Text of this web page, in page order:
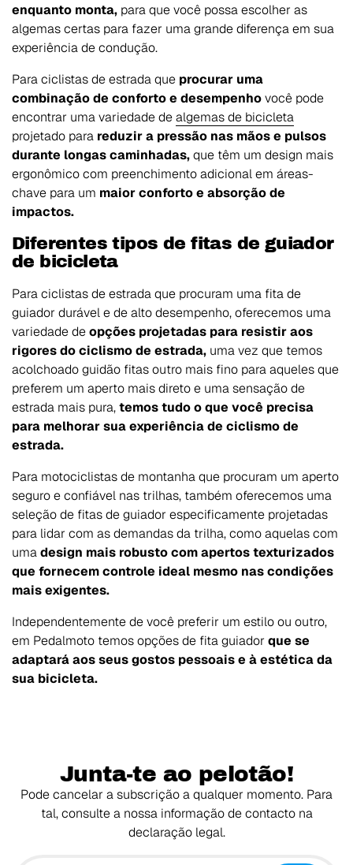
enquanto monta, para que você possa escolher as
algemas certas para fazer uma grande diferença em sua
experiência de condução.
Para ciclistas de estrada que procurar uma
combinação de conforto e desempenhovocê pode
encontrar uma variedade dealgemas de bicicleta
projetado para reduzir a pressão nas mãos e pulsos
durante longas caminhadas,que têm um design mais
ergonômico com preenchimento adicional em áreas-
chave para um maior conforto e absorção de
impactos.
Diferentes tipos de fitas de guiador
de bicicleta
Para ciclistas de estrada que procuram uma fita de
guiador durável e de alto desempenho, oferecemos uma
variedade deopções projetadas para resistir aos
rigores do ciclismo de estrada, uma vez que temos
acolchoado guidão fitas outro mais fino para aqueles que
preferem um aperto mais direto e uma sensação de
estrada mais pura,temos tudo o que você precisa
para melhorar sua experiência de ciclismo de
estrada.
Para motociclistas de montanha que procuram um aperto
seguro e confiável nas trilhas, também oferecemos uma
seleção de fitas de guiador especificamente projetadas
para lidar com as demandas da trilha, como aquelas com
umadesign mais robusto com apertos texturizados
que fornecem controle ideal mesmo nas condições
mais exigentes.
Independentemente de você preferir um estilo ou outro,
em Pedalmoto temos opções de fita guiador que se
adaptará aos seus gostos pessoais e à estética da
sua bicicleta.
Junta-te ao pelotão!
Pode cancelar a subscrição a qualquer momento. Para
tal, consulte a nossa informação de contacto na
declaração legal.